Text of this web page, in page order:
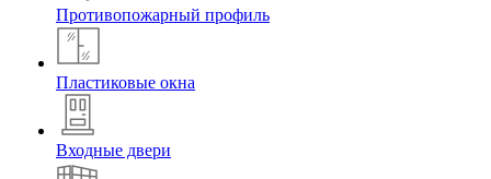
Противопожарный профиль
Пластиковые окна
Входные двери